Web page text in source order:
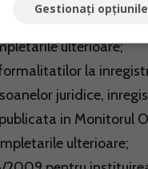
republicata in
ulterioare;
la
juridice,
in Monitorul
ulterioare;
Gestionați opțiunile